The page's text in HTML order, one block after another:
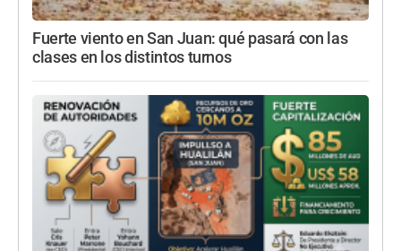
Fuerte viento en San Juan: qué pasará con las
clases en los distintos turnos